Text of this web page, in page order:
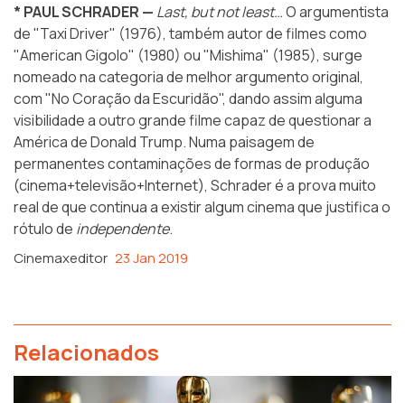
* PAUL SCHRADER — Last, but not least…O argumentista
de "Taxi Driver" (1976), também autor de filmes como
"American Gigolo" (1980) ou "Mishima" (1985), surge
nomeado na categoria de melhor argumento original,
com "No Coração da Escuridão", dando assim alguma
visibilidade a outro grande filme capaz de questionar a
América de Donald Trump. Numa paisagem de
permanentes contaminações de formas de produção
(cinema+televisão+Internet), Schrader é a prova muito
real de que continua a existir algum cinema que justifica o
rótulo de independente.
Cinemaxeditor 23 Jan 2019
Relacionados